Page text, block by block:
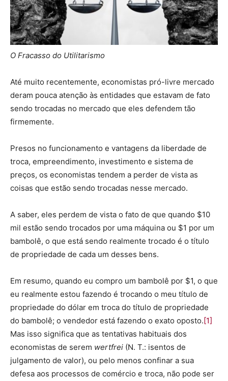
O Fracasso do Utilitarismo
Até muito recentemente, economistas pró-livre mercado
deram pouca atenção às entidades que estavam de fato
sendo trocadas no mercado que eles defendem tão
firmemente.
Presos no funcionamento e vantagens da liberdade de
troca, empreendimento, investimento e sistema de
preços, os economistas tendem a perder de vista as
coisas que estão sendo trocadas nesse mercado.
A saber, eles perdem de vista o fato de que quando $10
mil estão sendo trocados por uma máquina ou $1 por um
bambolê, o que está sendo realmente trocado é o título
de propriedade de cada um desses bens.
Em resumo, quando eu compro um bambolê por $1, o que
eu realmente estou fazendo é trocando o meu título de
propriedade do dólar em troca do título de propriedade
do bambolê; o vendedor está fazendo o exato oposto.[1]
Mas isso significa que as tentativas habituais dos
economistas de serem wertfrei (N. T.: isentos de
julgamento de valor), ou pelo menos confinar a sua
defesa aos processos de comércio e troca, não pode ser